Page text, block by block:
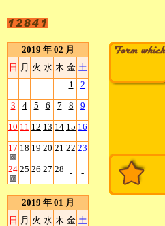
2019 年 02 月
日 月 火 水 木 金 土
- - - - - 1 2
3 4 5 6 7 8 9
10 11 12 13 14 15 16
17 18 19 20 21 22 23
24 25 26 27 28 - -
2019 年 01 月
日 月 火 水 木 金 土